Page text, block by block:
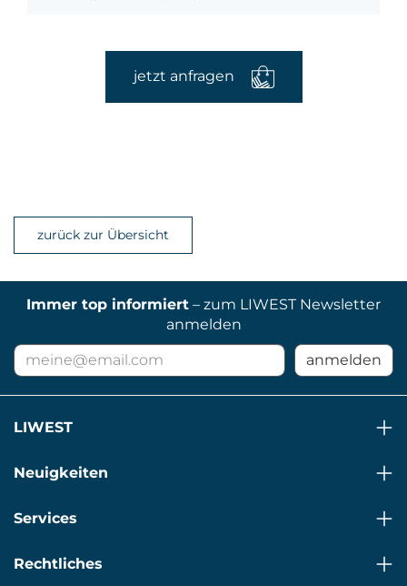
jetzt anfragen
zurück zur Übersicht
Immer top informiert – zum LIWEST Newsletter
anmelden
Mail
Adresse
anmelden
LIWEST
Neuigkeiten
Services
Rechtliches